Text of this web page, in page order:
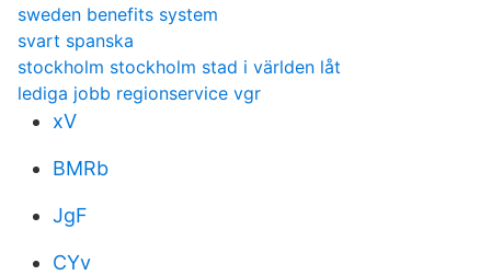
sweden benefits system
svart spanska
stockholm stockholm stad i världen låt
lediga jobb regionservice vgr
xV
BMRb
JgF
CYv